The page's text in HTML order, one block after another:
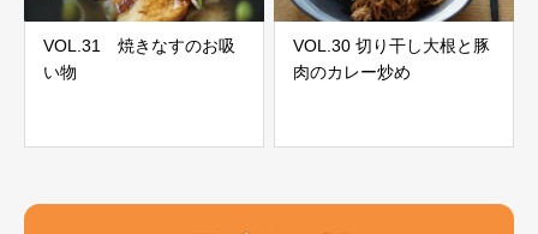
VOL.31 焼きなすのお吸
い物
VOL.30 切り干し大根と豚
肉のカレー炒め